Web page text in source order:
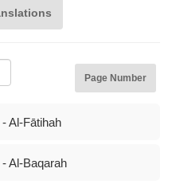
Page Number
- Al-Fātihah
- Al-Baqarah